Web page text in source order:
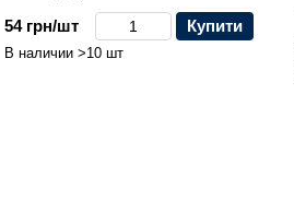
54 грн/шт
Купити
В наличии >10 шт